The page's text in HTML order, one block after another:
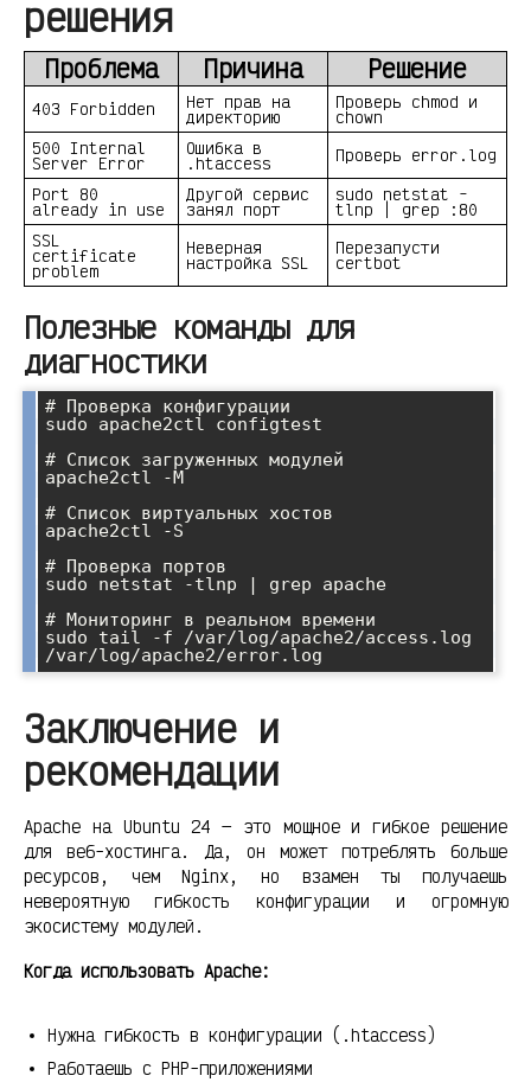
решения
Проблема Причина Решение
403 Forbidden Нет прав на
директорию
Проверь chmod и
chown
500 Internal
Server Error
Ошибка в
.htaccess
Проверь error.log
Port 80
already in use
Другой сервис
занял порт
sudo netstat -
tlnp | grep :80
SSL
certificate
problem
Неверная
настройка SSL
Перезапусти
certbot
Полезные команды для
диагностики
# Проверка конфигурации
sudo apache2ctl configtest
# Список загруженных модулей
apache2ctl -M
# Список виртуальных хостов
apache2ctl -S
# Проверка портов
sudo netstat -tlnp | grep apache
# Мониторинг в реальном времени
sudo tail -f /var/log/apache2/access.log
Заключение и
рекомендации
Apache на Ubuntu 24 — это мощное и гибкое решение
для веб-хостинга. Да, он может потреблять больше
ресурсов, чем Nginx, но взамен ты получаешь
невероятную гибкость конфигурации и огромную
экосистему модулей.
Когда использовать Apache:
Нужна гибкость в конфигурации (.htaccess)
Работаешь с PHP-приложениями